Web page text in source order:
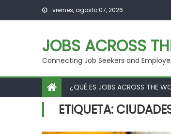
Skip to content viernes, agosto 07, 2026
JOBS ACROSS
Connecting Job Seekers and
¿QUÉ ES JOBS ACROSS THE
ETIQUETA: